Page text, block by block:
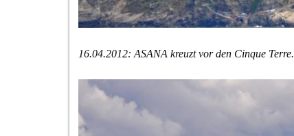
16.04.2012: ASANA kreuzt vor den Cinque Terre.